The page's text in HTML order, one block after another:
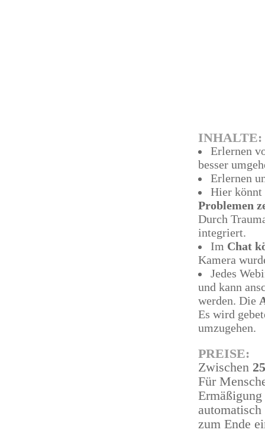
INHALTE:
Erlernen
besser
Erlernen
Hier
Problemen
Durch
integriert.
Im Chat
Kamera
Jedes
und kann
werden. Die
Es wird
umzugehen.
PREISE:
Zwischen
Für
zum Ende